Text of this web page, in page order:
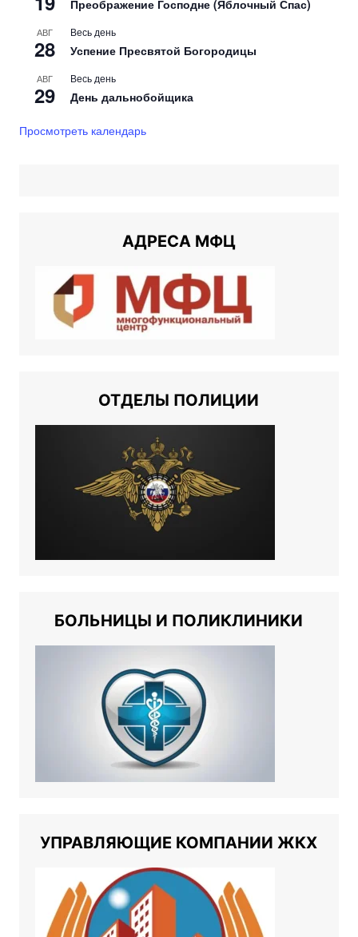
Преображение Господне (Яблочный Спас)
АВГ
28
Весь день
Успение Пресвятой Богородицы
АВГ
29
Весь день
День дальнобойщика
Просмотреть календарь
АДРЕСА МФЦ
ОТДЕЛЫ ПОЛИЦИИ
БОЛЬНИЦЫ И ПОЛИКЛИНИКИ
УПРАВЛЯЮЩИЕ КОМПАНИИ ЖКХ